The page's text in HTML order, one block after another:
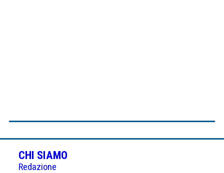
CHI SIAMO
Redazione